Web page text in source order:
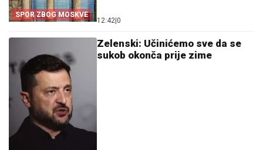
SPOR ZBOG MOSKVE
12:42 0
Zelenski: Učinićemo sve da se
sukob okonča prije zime